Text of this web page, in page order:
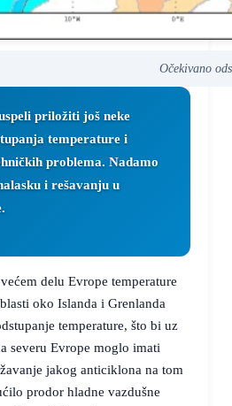
Očekivano
priložiti još neke
temperature i
problema. Nadamo
i rešavanju u
delu Evrope temperature
oko Islanda i Grenlanda
temperature, što bi uz
severu Evrope moglo imati
jakog anticiklona na tom
prodor hladne vazdušne